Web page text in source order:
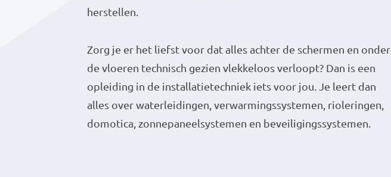
herstellen.
Zorg je er het liefst voor dat alles achter de schermen en onder
de vloeren technisch gezien vlekkeloos verloopt? Dan is een
opleiding in de installatietechniek iets voor jou. Je leert dan
alles over waterleidingen, verwarmingssystemen, rioleringen,
domotica, zonnepaneelsystemen en beveiligingssystemen.